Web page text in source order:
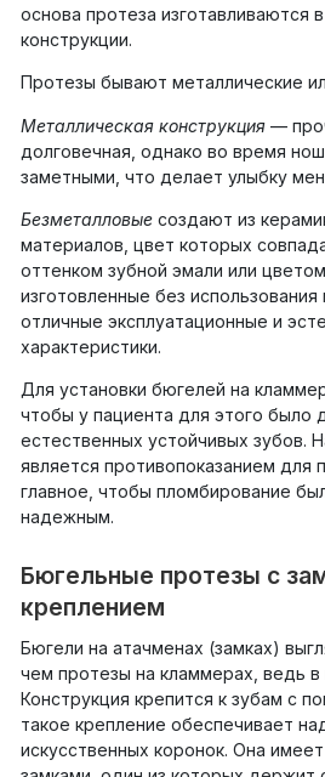
основа протеза изготавливаются
конструкции.
Протезы бывают металлические
Металлическая конструкция —
долговечная, однако во время
заметными, что делает улыбку
Безметалловые создают из
материалов, цвет которых
оттенком зубной эмали или
изготовленные без
отличные эксплуатационные и
характеристики.
Для установки бюгелей на
чтобы у пациента для этого было
естественных устойчивых зубов.
является противопоказанием для
главное, чтобы пломбирование
надежным.
Бюгельные протезы с
креплением
Бюгели на атачменах (замках)
чем протезы на кламмерах, ведь в
Конструкция крепится к зубам с
такое крепление обеспечивает
искусственных коронок. Она